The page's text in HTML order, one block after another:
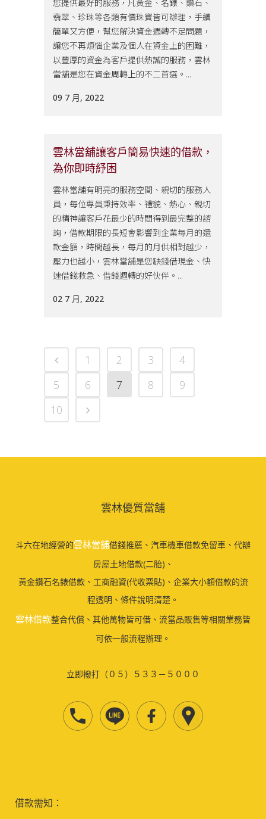
您提供最好的服務，凡黃金、名錶、鑽石、
翡翠、珍珠等各類有價珠寶皆可辦理，手續
簡單又方便，幫您解決資金週轉不足問題，
讓您不再煩惱企業及個人在資金上的困難，
以豐厚的資金為客戶提供熱誠的服務，雲林
當舖是您在資金周轉上的不二首選。...
09 7 月, 2022
雲林當舖讓客戶簡易快速的借款，
為你即時紓困
雲林當舖有明亮的服務空間、親切的服務人
員，每位專員秉持效率、禮貌、熱心、親切
的精神讓客戶花最少的時間得到最完整的諮
詢，借款期限的長短會影響到企業每月的還
款金額，時間越長，每月的月供相對越少，
壓力也越小，雲林當舖是您缺錢借現金、快
速借錢救急、借錢週轉的好伙伴。...
02 7 月, 2022
1 2 3
4
5
6 7 8
9
10
雲林優質當舖
斗六在地經營的雲林當舖借錢推薦、汽車機車借款免留車、代辦
房屋土地借款(二胎)、
黃金鑽石名錶借款、工商融資(代收票貼)、企業大小額借款的流
程透明、條件說明清楚。
雲林借款整合代償、其他萬物皆可借、流當品販售等相關業務皆
可依一般流程辦理。
立即撥打（０５）５３３－５０００
借款需知：